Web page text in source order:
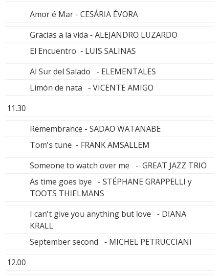
Amor é Mar - CESÁRIA ÉVORA
Gracias a la vida - ALEJANDRO LUZARDO
El Encuentro - LUIS SALINAS
Al Sur del Salado - ELEMENTALES
Limón de nata - VICENTE AMIGO
11.30
Remembrance - SADAO WATANABE
Tom's tune - FRANK AMSALLEM
Someone to watch over me - GREAT JAZZ TRIO
As time goes bye - STÉPHANE GRAPPELLI y
TOOTS THIELMANS
I can't give you anything but love - DIANA
KRALL
September second - MICHEL PETRUCCIANI
12.00